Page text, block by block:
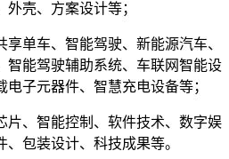
壳、方案设计等；
单车、智能驾驶、新能源汽车、
智能驾驶辅助系统、车联网智能设
子元器件、智慧充电设备等；
片、智能控制、软件技术、数字娱
包装设计、科技成果等。